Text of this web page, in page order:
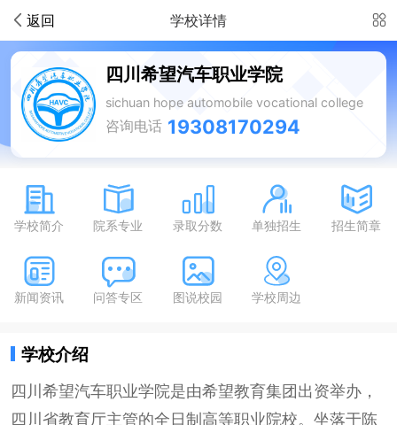
返回 学校详情
四川希望汽车职业学院
sichuan hope automobile vocational college
咨询电话 19308170294
学校简介 院系专业 录取分数 单独招生 招生简章
新闻资讯 问答专区 图说校园 学校周边
学校介绍
四川希望汽车职业学院是由希望教育集团出资举办，
四川省教育厅主管的全日制高等职业院校。坐落于陈